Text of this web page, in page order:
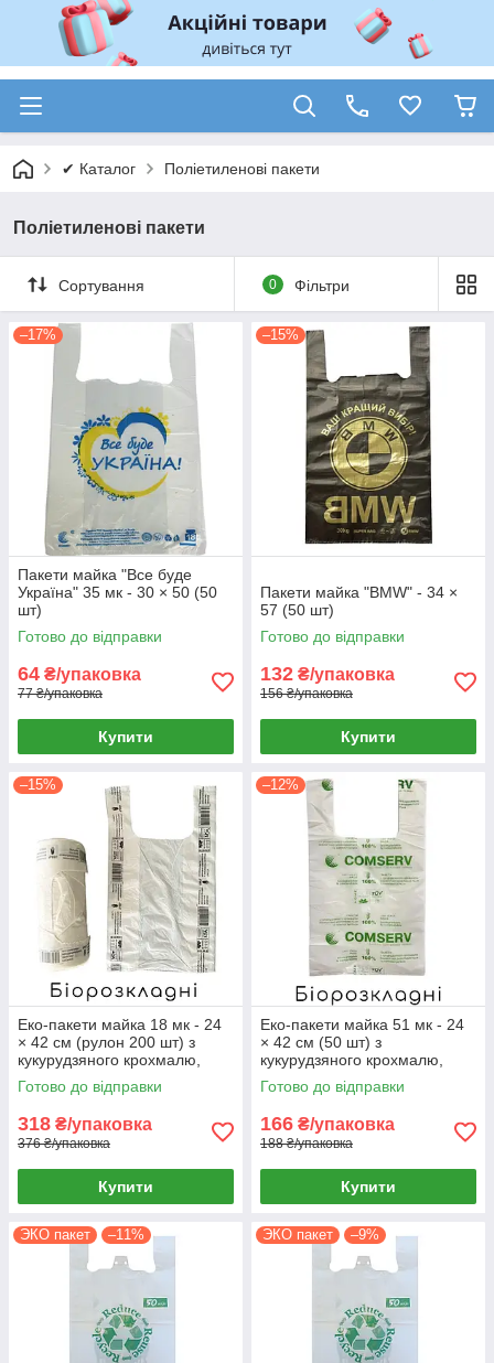
✔ Каталог Поліетиленові пакети
Поліетиленові пакети
Сортування 0 Фільтри
–17%
Пакети майка "Все буде
Україна" 35 мк - 30 × 50 (50
шт)
Готово до відправки
64 ₴/упаковка
77 ₴/упаковка
Купити
–15%
Пакети майка "BMW" - 34 ×
57 (50 шт)
Готово до відправки
132 ₴/упаковка
156 ₴/упаковка
Купити
–15%
Еко-пакети майка 18 мк - 24
× 42 см (рулон 200 шт) з
кукурудзяного крохмалю,
біорозкладні
Готово до відправки
318 ₴/упаковка
376 ₴/упаковка
Купити
–12%
Еко-пакети майка 51 мк - 24
× 42 см (50 шт) з
кукурудзяного крохмалю,
біорозкладні
Готово до відправки
166 ₴/упаковка
188 ₴/упаковка
Купити
ЭКО пакет –11% ЭКО пакет –9%